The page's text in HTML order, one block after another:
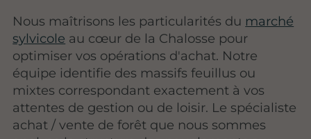
Nous maîtrisons les particularités du marché
sylvicole au cœur de la Chalosse pour
optimiser vos opérations d'achat. Notre
équipe identifie des massifs feuillus ou
mixtes correspondant exactement à vos
attentes de gestion ou de loisir. Le spécialiste
achat / vente de forêt que nous sommes